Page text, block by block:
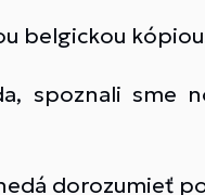
belgickou
spoznali sme
dorozumieť